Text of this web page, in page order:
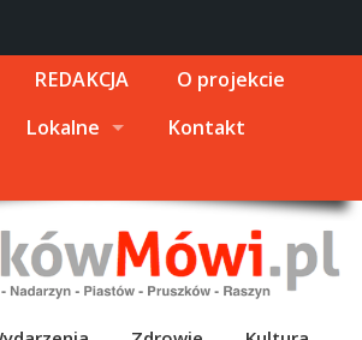
REDAKCJA
O projekcie
Lokalne
Kontakt